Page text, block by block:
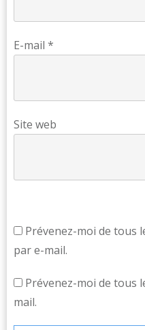
E-mail *
Site web
Prévenez-moi de tous
par e-mail.
Prévenez-moi de tous
mail.